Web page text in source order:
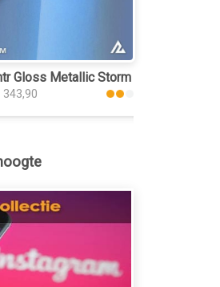
Gloss Metallic Storm Blue 3040
343,90